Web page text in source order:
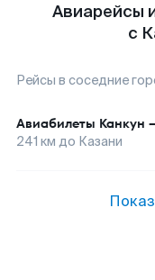
Авиарейсы
с
Рейсы в соседние
Авиабилеты Канкун
241 км до Казани